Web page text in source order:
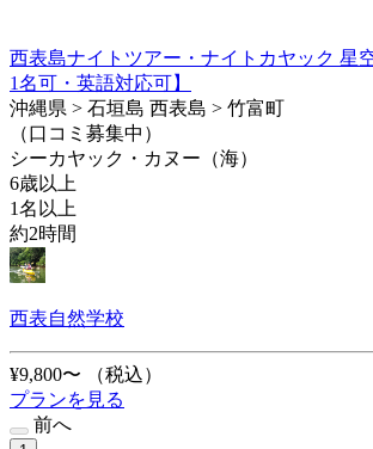
西表島ナイトツアー・ナイトカヤック 星
1名可・英語対応可】
沖縄県 > 石垣島 西表島 > 竹富町
（口コミ募集中）
シーカヤック・カヌー（海）
6歳以上
1名以上
約2時間
西表自然学校
¥9,800〜
（税込）
プランを見る
前へ